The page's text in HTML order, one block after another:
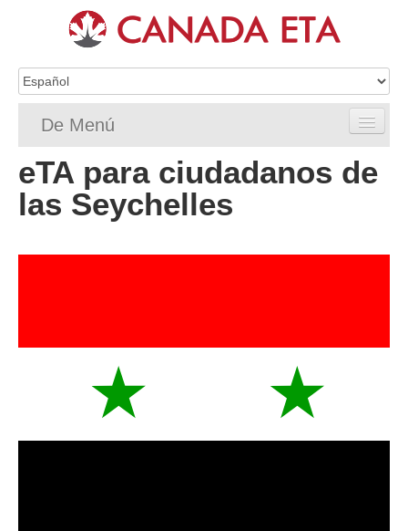
De Menú
Home
Solicitud de eTA
Contacto
eTA para ciudadanos de
las Seychelles